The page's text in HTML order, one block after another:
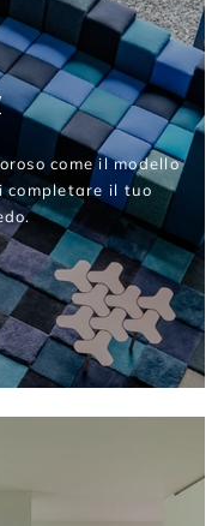
come il modello
completare il tuo